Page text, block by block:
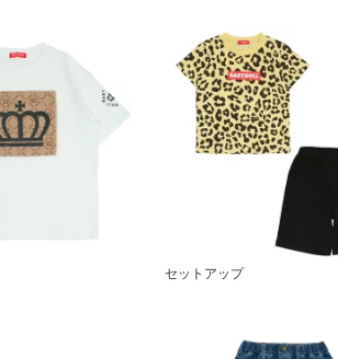
セットアップ